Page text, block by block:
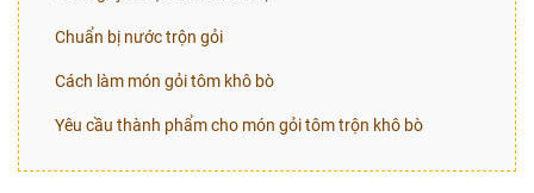
Chuẩn bị nước trộn gỏi
Cách làm món gỏi tôm khô bò
Yêu cầu thành phẩm cho món gỏi tôm trộn khô bò